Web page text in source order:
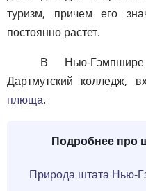
туризм, причем его
постоянно растет.
В Нью-
Дартмутский колледж,
плюща.
Подробнее про
Природа штата Нью-